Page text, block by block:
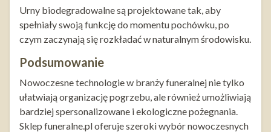
Urny biodegradowalne są projektowane tak, aby
spełniały swoją funkcję do momentu pochówku, po
czym zaczynają się rozkładać w naturalnym środowisku.
Podsumowanie
Nowoczesne technologie w branży funeralnej nie tylko
ułatwiają organizację pogrzebu, ale również umożliwiają
bardziej spersonalizowane i ekologiczne pożegnania.
Sklep funeralne.pl oferuje szeroki wybór nowoczesnych